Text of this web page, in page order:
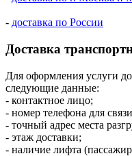
- доставка по России
Доставка
Для оформления услуги
следующие данные:
- контактное лицо;
- номер телефона для
- точный адрес места
- этаж доставки;
- наличие лифта